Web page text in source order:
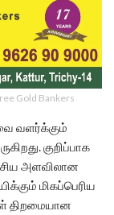
Gold Bankers
வளர்க்கும்
குறிப்பாக
அளவிலான
மிகப்பெரிய
திறமையான